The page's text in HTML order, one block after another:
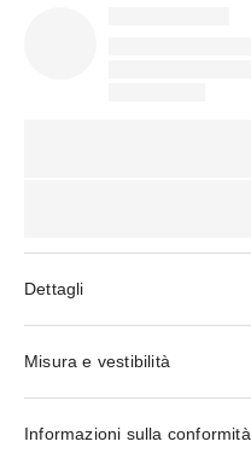
Dettagli
Misura e vestibilità
Informazioni sulla conformità